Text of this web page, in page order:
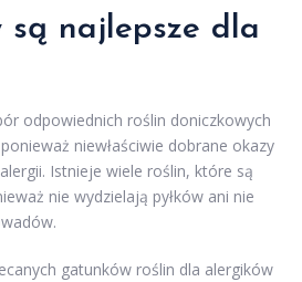
są najlepsze dla
odpowiednich roślin doniczkowych
niewłaściwie dobrane okazy
Istnieje wiele roślin, które są
nie wydzielają pyłków ani nie
gatunków roślin dla alergików